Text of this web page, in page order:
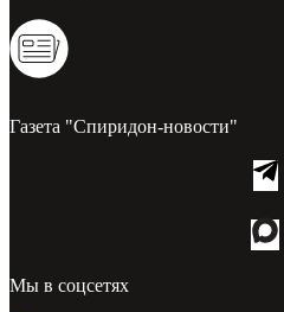
Газета "Спиридон-новости"
Мы в соцсетях